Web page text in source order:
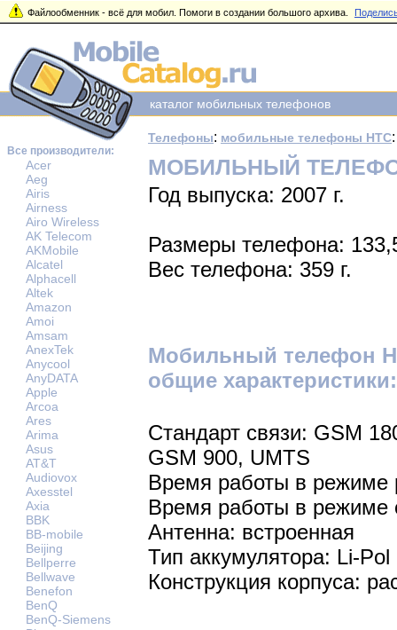
Файлообменник - всё для мобил. Помоги в создании большого архива.
Все производители:
Acer
Aeg
Airis
Airness
Airo Wireless
AK Telecom
AKMobile
Alcatel
Alphacell
Altek
Amazon
Amoi
Amsam
AnexTek
Anycool
AnyDATA
Apple
Arcoa
Ares
Arima
Asus
AT&T
Audiovox
Axesstel
Axia
BBK
BB-mobile
Beijing
Bellperre
Bellwave
Benefon
BenQ
BenQ-Siemens
каталог мобильных телефонов
Телефоны: мобильные телефоны HTC
МОБИЛЬНЫЙ ТЕЛЕФОН
Год выпуска: 2007 г.
Размеры телефона:
Вес телефона: 359 г.
Мобильный телефон
общие характеристики:
Стандарт связи: GSM
GSM 900, UMTS
Время работы в режиме
Время работы в режиме
Антенна: встроенная
Тип аккумулятора: Li-
Конструкция корпуса: